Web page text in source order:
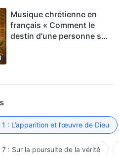
Musique chrétienne en
français « Comment le
destin d'une personne se
: L’apparition et l’œuvre de Dieu
: Sur la poursuite de la vérité